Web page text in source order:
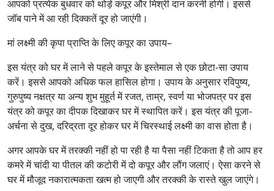
आपको प्रत्येक बुधवार को थोड़े कपूर और मिश्री दान करनी होगी। इससे
जॉब पाने में आ रही दिक्कतें दूर हो जाएंगी।
मां लक्ष्मी की कृपा प्राप्ति के लिए कपूर का उपाय–
इस यंत्र को घर में लाने से पहले कपूर के इस्तेमाल से एक छोटा-सा उपाय
करें। इससे आपको अधिक फल हासिल होगा। उपाय के अनुसार रविपुष्य,
गुरुपुष्य नक्षत्र या अन्य शुभ मुहूर्त में रजत, ताम्र, स्वर्ण या भोजपत्र पर इस
यंत्र को कपूर का दीपक दिखाकर घर में स्थापित करें। इस यंत्र की पूजा-
अर्चना से दुख, दरिद्रता दूर होकर घर में चिरस्थाई लक्ष्मी का वास होता है।
अगर आपके घर में तरक्की नहीं हो पा रही है या पैसा नहीं टिकता है तो आप हर
कमरे में चांदी या पीतल की कटोरी में दो कपूर और लौंग जलाएं। ऐसा करने से
घर में मौजूद नकारात्मकता खत्म हो जाएगी और तरक्की के रास्ते खुल जाएंगे।